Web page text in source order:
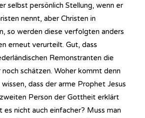
selbst persönlich Stellung, wenn er
nennt, aber Christen in
so werden diese verfolgten anders
erneut verurteilt. Gut, dass
Remonstranten die
noch schätzen. Woher kommt denn
dass der arme Prophet Jesus
Person der Gottheit erklärt
es nicht auch einfacher? Muss man